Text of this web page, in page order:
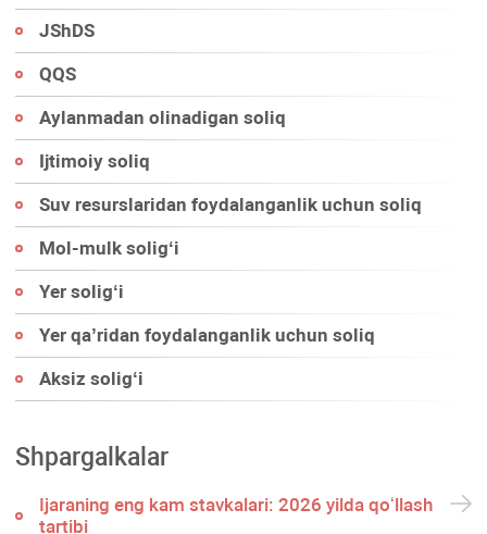
JShDS
QQS
Aylanmadan olinadigan soliq
Ijtimoiy soliq
Suv resurslaridan foydalanganlik uchun soliq
Mol-mulk soligʻi
Yer soligʻi
Yer qa’ridan foydalanganlik uchun soliq
Aksiz soligʻi
Shpargalkalar
Ijaraning eng kam stavkalari: 2026 yilda qoʻllash
tartibi